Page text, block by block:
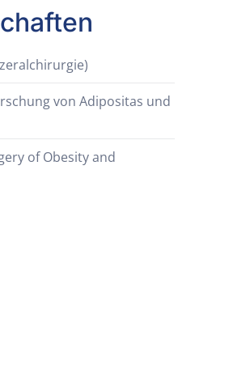
von Adipositas und
of Obesity and